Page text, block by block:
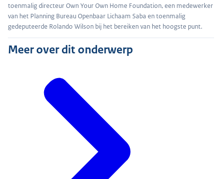
toenmalig directeur Own Your Own Home Foundation, een medewerker
van het Planning Bureau Openbaar Lichaam Saba en toenmalig
gedeputeerde Rolando Wilson bij het bereiken van het hoogste punt.
Meer over dit onderwerp